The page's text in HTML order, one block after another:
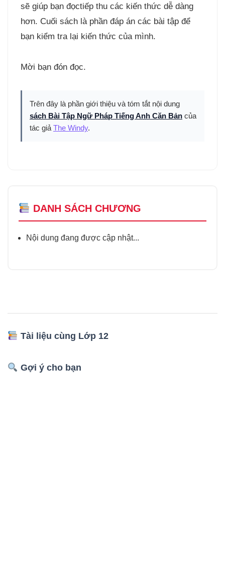
sẽ giúp bạn đọctiếp thu các kiến thức dễ dàng
hơn. Cuối sách là phần đáp án các bài tập để
bạn kiểm tra lại kiến thức của mình.
Mời bạn đón đọc.
Trên đây là phần giới thiệu và tóm tắt nội dung
sách Bài Tập Ngữ Pháp Tiếng Anh Căn Bản của
tác giả The Windy.
DANH SÁCH CHƯƠNG
Nội dung đang được cập nhật...
Tài liệu cùng Lớp 12
Gợi ý cho bạn